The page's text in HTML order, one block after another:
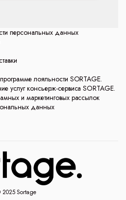
персональных данных
лояльности SORTAGE.
услуг консьерж-сервиса SORTAGE.
и маркетинговых рассылок
данных
Sortage